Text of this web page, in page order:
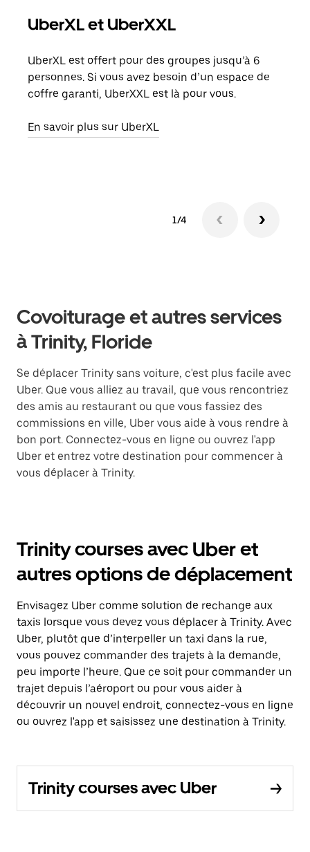
UberXL et UberXXL
UberXL est offert pour des groupes jusqu’à 6
personnes. Si vous avez besoin d’un espace de
coffre garanti, UberXXL est là pour vous.
En savoir plus sur UberXL
1/4
Covoiturage et autres services
à Trinity, Floride
Se déplacer Trinity sans voiture, c'est plus facile avec
Uber. Que vous alliez au travail, que vous rencontriez
des amis au restaurant ou que vous fassiez des
commissions en ville, Uber vous aide à vous rendre à
bon port. Connectez-vous en ligne ou ouvrez l'app
Uber et entrez votre destination pour commencer à
vous déplacer à Trinity.
Trinity courses avec Uber et
autres options de déplacement
Envisagez Uber comme solution de rechange aux
taxis lorsque vous devez vous déplacer à Trinity. Avec
Uber, plutôt que d’interpeller un taxi dans la rue,
vous pouvez commander des trajets à la demande,
peu importe l’heure. Que ce soit pour commander un
trajet depuis l’aéroport ou pour vous aider à
découvrir un nouvel endroit, connectez-vous en ligne
ou ouvrez l'app et saisissez une destination à Trinity.
Trinity courses avec Uber